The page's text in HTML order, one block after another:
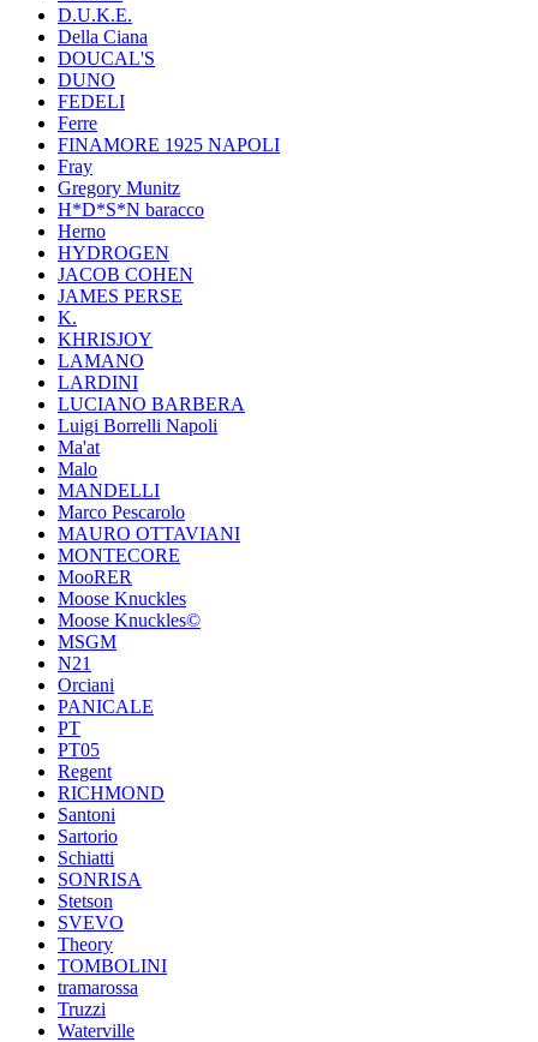
D.U.K.E.
Della Ciana
DOUCAL'S
DUNO
FEDELI
Ferre
FINAMORE 1925 NAPOLI
Fray
Gregory Munitz
H*D*S*N baracco
Herno
HYDROGEN
JACOB COHEN
JAMES PERSE
K.
KHRISJOY
LAMANO
LARDINI
LUCIANO BARBERA
Luigi Borrelli Napoli
Ma'at
Malo
MANDELLI
Marco Pescarolo
MAURO OTTAVIANI
MONTECORE
MooRER
Moose Knuckles
Moose Knuckles©️
MSGM
N21
Orciani
PANICALE
PT
PT05
Regent
RICHMOND
Santoni
Sartorio
Schiatti
SONRISA
Stetson
SVEVO
Theory
TOMBOLINI
tramarossa
Truzzi
Waterville